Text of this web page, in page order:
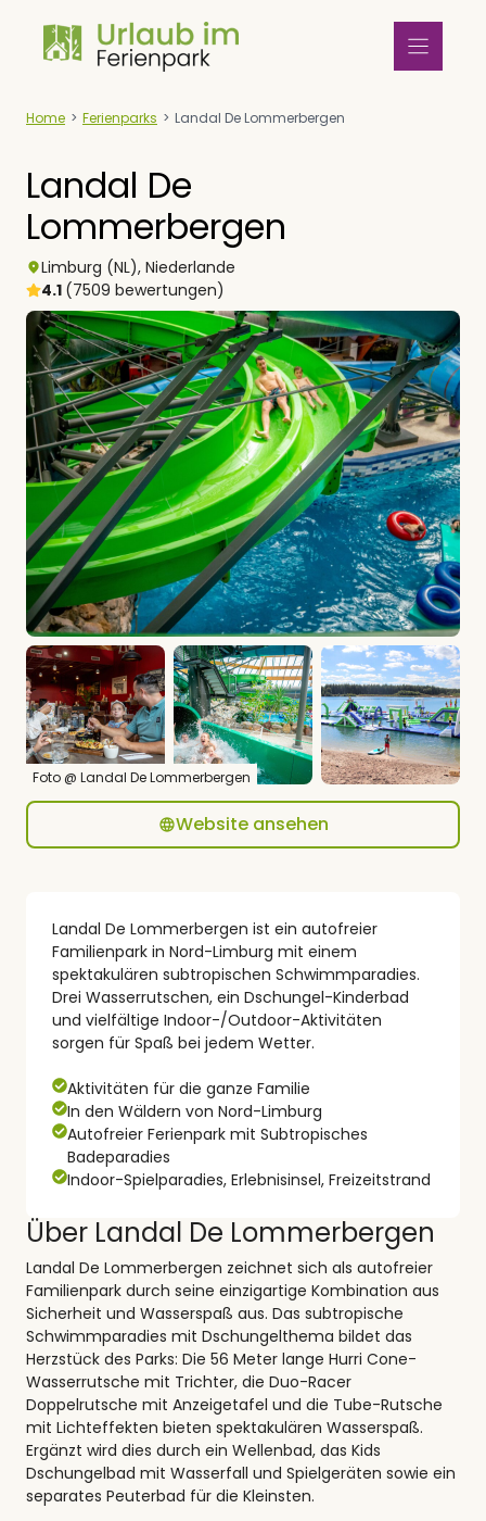
Inhalt
springen
Home > Ferienparks > Landal De Lommerbergen
Landal De
Lommerbergen
Limburg (NL), Niederlande
4.1 (7509 bewertungen)
Foto @ Landal De Lommerbergen
Website ansehen
Landal De Lommerbergen ist ein autofreier
Familienpark in Nord-Limburg mit einem
spektakulären subtropischen Schwimmparadies.
Drei Wasserrutschen, ein Dschungel-Kinderbad
und vielfältige Indoor-/Outdoor-Aktivitäten
sorgen für Spaß bei jedem Wetter.
Aktivitäten für die ganze Familie
In den Wäldern von Nord-Limburg
Autofreier Ferienpark mit Subtropisches
Badeparadies
Indoor-Spielparadies, Erlebnisinsel, Freizeitstrand
Über Landal De Lommerbergen
Landal De Lommerbergen zeichnet sich als autofreier
Familienpark durch seine einzigartige Kombination aus
Sicherheit und Wasserspaß aus. Das subtropische
Schwimmparadies mit Dschungelthema bildet das
Herzstück des Parks: Die 56 Meter lange Hurri Cone-
Wasserrutsche mit Trichter, die Duo-Racer
Doppelrutsche mit Anzeigetafel und die Tube-Rutsche
mit Lichteffekten bieten spektakulären Wasserspaß.
Ergänzt wird dies durch ein Wellenbad, das Kids
Dschungelbad mit Wasserfall und Spielgeräten sowie ein
separates Peuterbad für die Kleinsten.